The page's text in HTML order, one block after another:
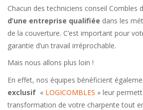
Chacun des techniciens conseil Combles
d’une entreprise qualifiée dans les
de la couverture. C’est important pour
garantie d’un travail irréprochable.
Mais nous allons plus loin !
En effet, nos équipes bénéficient
exclusif « LOGICOMBLES » leur
transformation de votre charpente tout